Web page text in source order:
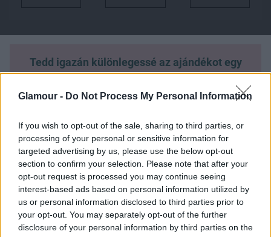
Glamour - Do Not Process My Personal Information
If you wish to opt-out of the sale, sharing to third parties, or
processing of your personal or sensitive information for
targeted advertising by us, please use the below opt-out
section to confirm your selection. Please note that after your
opt-out request is processed you may continue seeing
interest-based ads based on personal information utilized by
us or personal information disclosed to third parties prior to
your opt-out. You may separately opt-out of the further
disclosure of your personal information by third parties on the
Tedd igazán különlegessé az ajándékot egy
személyes üzenettel! A parfümökre és
szépségápolási termékekre kérhető
amely örök emlék marad. Egy kedves szó, név
vagy fontos dátum – csak rajtad múlik, hogyan
varázsolod még szívhez szólóbbá az
ajándékot!
#2. Ajándékötletek